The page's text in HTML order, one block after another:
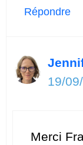
Répondre
19/
Merci